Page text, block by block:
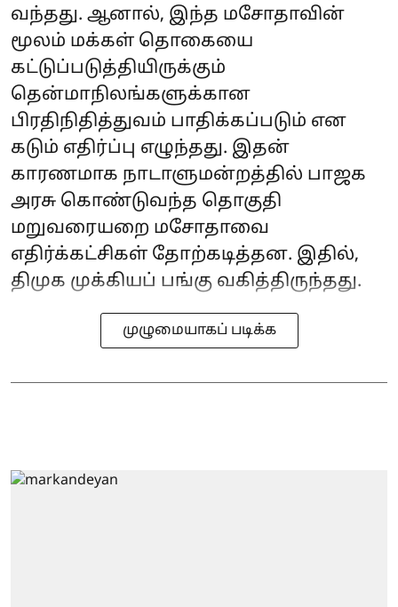
வந்தது. ஆனால், இந்த மசோதாவின்
மூலம் மக்கள் தொகையை
கட்டுப்படுத்தியிருக்கும்
தென்மாநிலங்களுக்கான
பிரதிநிதித்துவம் பாதிக்கப்படும் என
கடும் எதிர்ப்பு எழுந்தது. இதன்
காரணமாக நாடாளுமன்றத்தில் பாஜக
அரசு கொண்டுவந்த தொகுதி
மறுவரையறை மசோதாவை
எதிர்க்கட்சிகள் தோற்கடித்தன. இதில்,
திமுக முக்கியப் பங்கு வகித்திருந்தது.
முழுமையாகப் படிக்க